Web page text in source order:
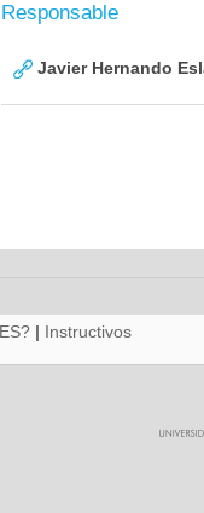
Responsable
Javier Hernando
| Instructivos